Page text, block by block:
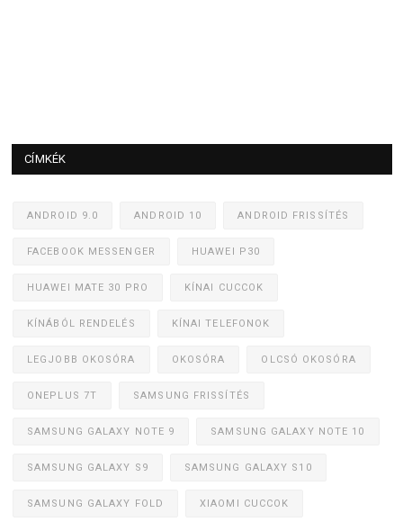
CÍMKÉK
ANDROID 9.0 ANDROID 10 ANDROID FRISSÍTÉS
FACEBOOK MESSENGER HUAWEI P30
HUAWEI MATE 30 PRO KÍNAI CUCCOK
KÍNÁBÓL RENDELÉS KÍNAI TELEFONOK
LEGJOBB OKOSÓRA OKOSÓRA OLCSÓ OKOSÓRA
ONEPLUS 7T SAMSUNG FRISSÍTÉS
SAMSUNG GALAXY NOTE 9 SAMSUNG GALAXY NOTE 10
SAMSUNG GALAXY S9 SAMSUNG GALAXY S10
SAMSUNG GALAXY FOLD XIAOMI CUCCOK